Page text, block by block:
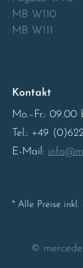
MB W110
MB W111
Kontakt
Mo.–Fr.: 09.00
Tel.: +49
E-Mail:
* Alle Preise inkl.
©
Sweden